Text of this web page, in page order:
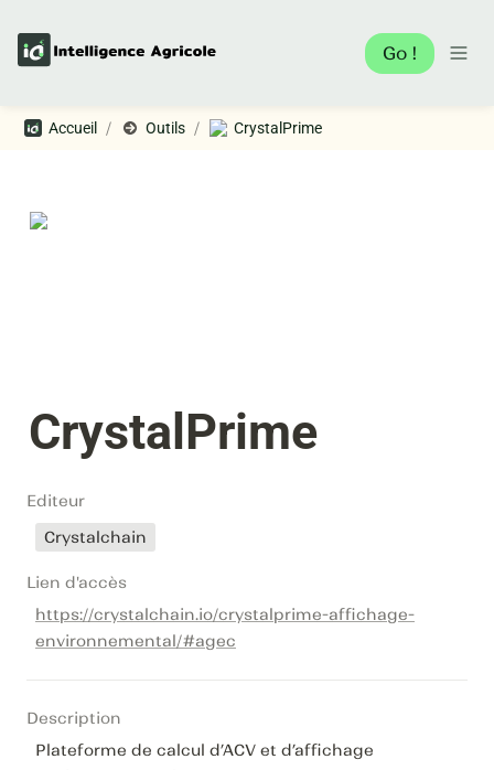
Go !
Accueil / Outils / CrystalPrime
CrystalPrime
Editeur
Crystalchain
Lien d'accès
https://crystalchain.io/crystalprime-affichage-
environnemental/#agec
Description
Plateforme de calcul d’ACV et d’affichage